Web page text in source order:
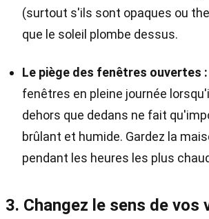
(surtout s'ils sont opaques ou
que le soleil plombe dessus.
Le piège des fenêtres ouvertes :
fenêtres en pleine journée
dehors que dedans ne fait
brûlant et humide. Gardez la
pendant les heures les plus
3. Changez le sens de vos